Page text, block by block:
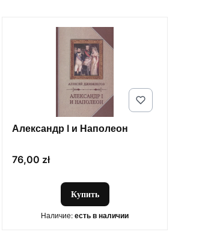
Александр I и Наполеон
Цена
76,00 zł
Купить
Наличие: есть в наличии